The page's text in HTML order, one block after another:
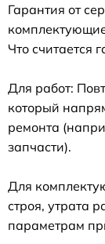
Гарантия от
Что считается
Для работ:
который
ремонта
запчасти).
Для
строя, утрата
параметрам